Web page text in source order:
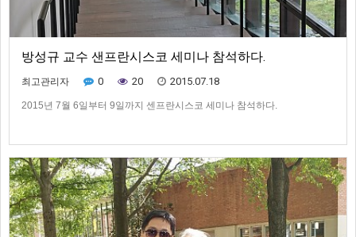
방성규 교수 샌프란시스코 세미나 참석하다.
최고관리자 0 20 2015.07.18
2015년 7월 6일부터 9일까지 센프란시스코 세미나 참석하다.